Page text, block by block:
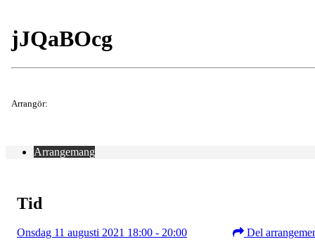
jJQaBOcg
Arrangör:
Arrangemang
Tid
Onsdag 11 augusti 2021 18:00 - 20:00 Del